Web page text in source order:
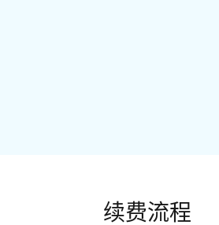
续费流程